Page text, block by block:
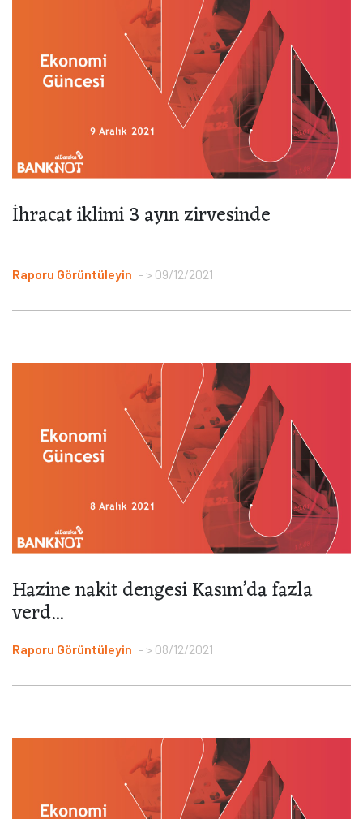
İhracat iklimi 3 ayın zirvesinde
Raporu Görüntüleyin > 09/12/2021
Hazine nakit dengesi Kasım’da fazla
verd...
Raporu Görüntüleyin > 08/12/2021